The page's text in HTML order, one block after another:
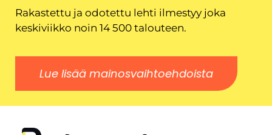
Rakastettu ja odotettu lehti ilmestyy joka
keskiviikko noin 14 500 talouteen.
Lue lisää mainosvaihtoehdoista